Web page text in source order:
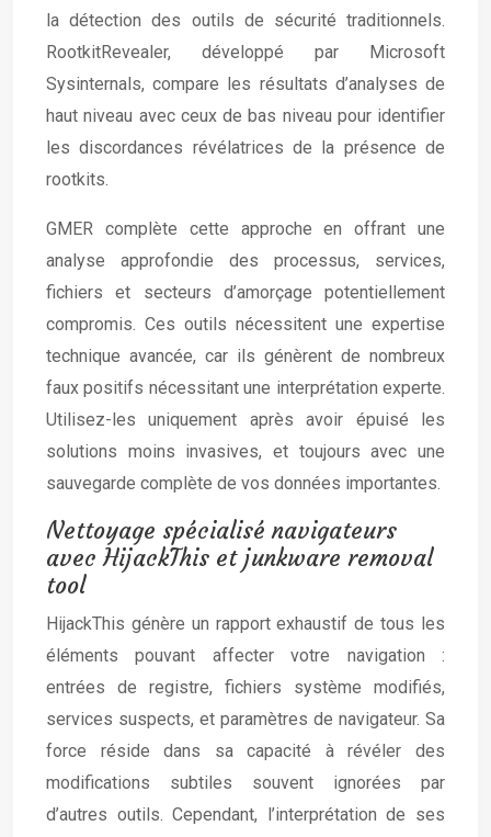
la détection des outils de sécurité traditionnels.
RootkitRevealer, développé par Microsoft
Sysinternals, compare les résultats d’analyses de
haut niveau avec ceux de bas niveau pour identifier
les discordances révélatrices de la présence de
rootkits.
GMER complète cette approche en offrant une
analyse approfondie des processus, services,
fichiers et secteurs d’amorçage potentiellement
compromis. Ces outils nécessitent une expertise
technique avancée, car ils génèrent de nombreux
faux positifs nécessitant une interprétation experte.
Utilisez-les uniquement après avoir épuisé les
solutions moins invasives, et toujours avec une
sauvegarde complète de vos données importantes.
Nettoyage spécialisé navigateurs
avec HijackThis et junkware removal
tool
HijackThis génère un rapport exhaustif de tous les
éléments pouvant affecter votre navigation :
entrées de registre, fichiers système modifiés,
services suspects, et paramètres de navigateur. Sa
force réside dans sa capacité à révéler des
modifications subtiles souvent ignorées par
d’autres outils. Cependant, l’interprétation de ses